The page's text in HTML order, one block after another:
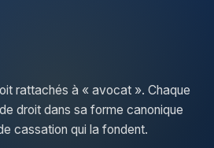
rattachés à « avocat ». Chaque
droit dans sa forme canonique
cassation qui la fondent.